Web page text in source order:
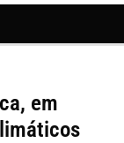
em